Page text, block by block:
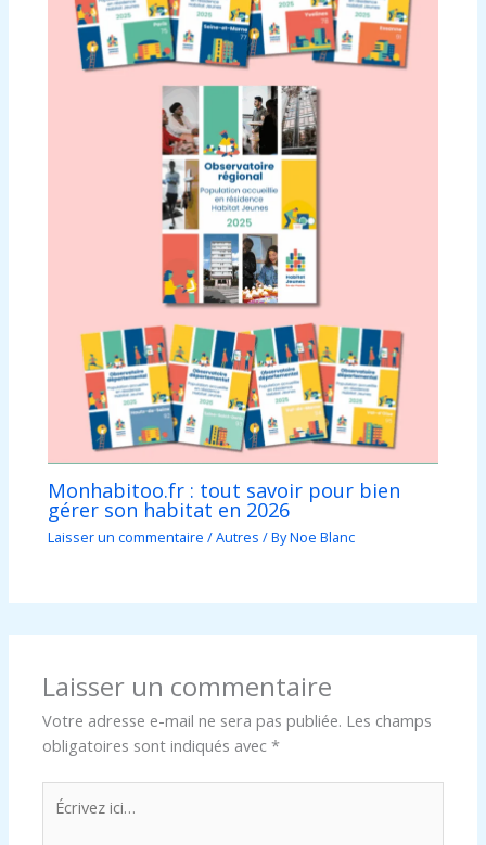
Monhabitoo.fr : tout savoir pour bien
gérer son habitat en 2026
Laisser un commentaire /Autres / ByNoe Blanc
Laisser un commentaire
Votre adresse e-mail ne sera pas publiée. Les champs
obligatoires sont indiqués avec*
Écrivez
ici…